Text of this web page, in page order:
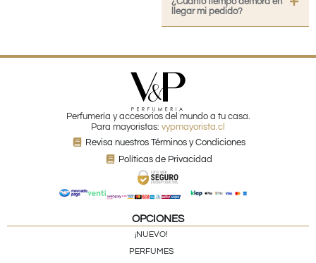
llegar mi pedido?
Perfumería y accesorios del mundo a tu casa.
Para mayoristas: vypmayorista.cl
Revisa nuestros Términos y Condiciones
Políticas de Privacidad
OPCIONES
¡NUEVO!
PERFUMES